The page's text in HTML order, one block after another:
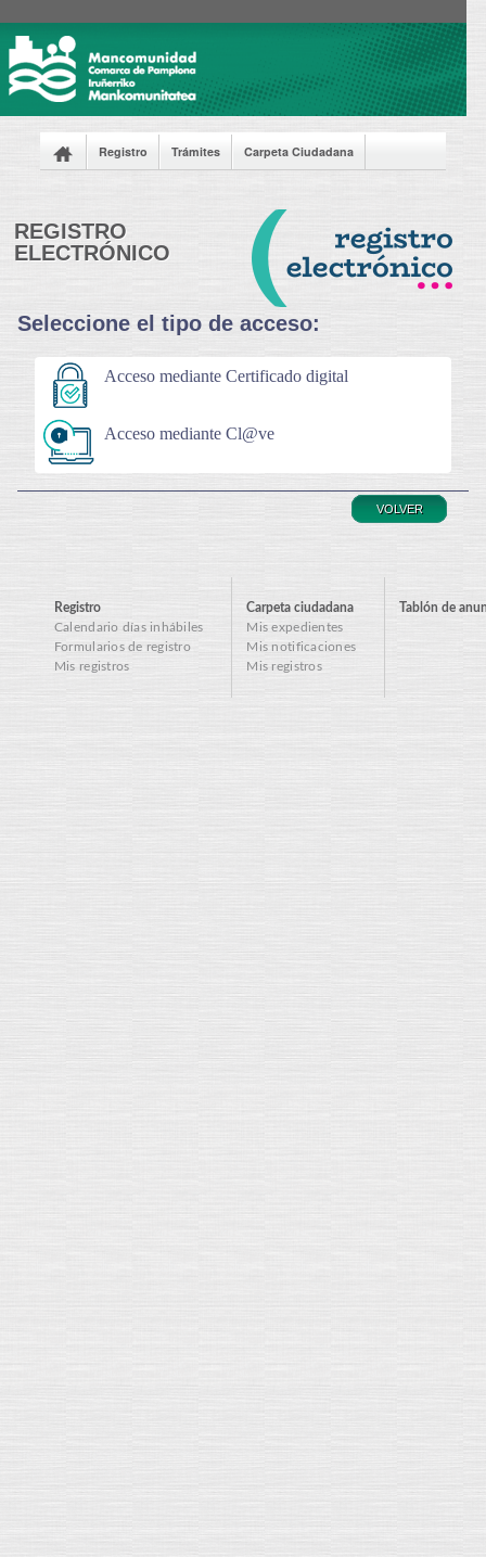
Registro Trámites Carpeta Ciudadana
Acerca de sede
REGISTRO
ELECTRÓNICO
Seleccione el tipo de acceso:
Acceso mediante Certificado digital
Acceso mediante Cl@ve
VOLVER
Registro
Calendario días inhábiles
Formularios de registro
Mis registros
Carpeta ciudadana
Mis expedientes
Mis notificaciones
Mis registros
Tablón de